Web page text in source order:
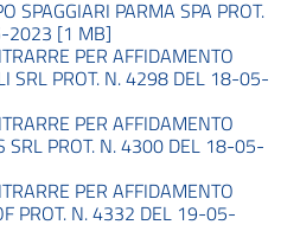
SPAGGIARI PARMA SPA PROT.
2023 [1 MB]
PER AFFIDAMENTO
SRL PROT. N. 4298 DEL 18-05-
PER AFFIDAMENTO
SRL PROT. N. 4300 DEL 18-05-
PER AFFIDAMENTO
PROT. N. 4332 DEL 19-05-